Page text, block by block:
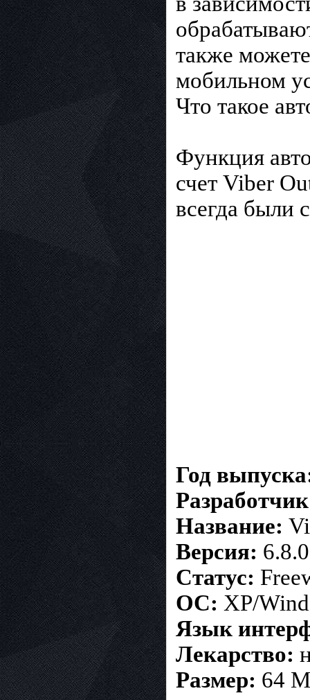
также
мобильном
Что такое
Функция
счет Viber
всегда были
Год
Название:
Версия:
Статус:
ОС: XP/
Язык
Лекарство:
Размер: 64